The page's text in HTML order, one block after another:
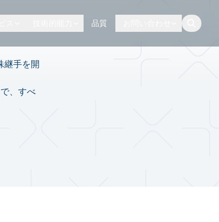
品質
継手を開
、すべ